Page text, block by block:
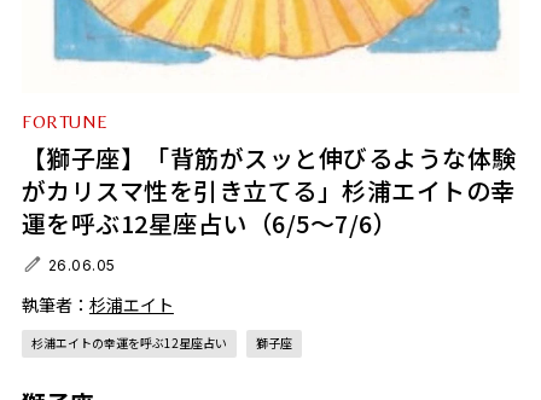
FORTUNE
【獅子座】「背筋がスッと伸びるような体験
がカリスマ性を引き立てる」杉浦エイトの幸
運を呼ぶ12星座占い（6/5～7/6）
26.06.05
執筆者： 杉浦エイト
杉浦エイトの幸運を呼ぶ12星座占い 獅子座